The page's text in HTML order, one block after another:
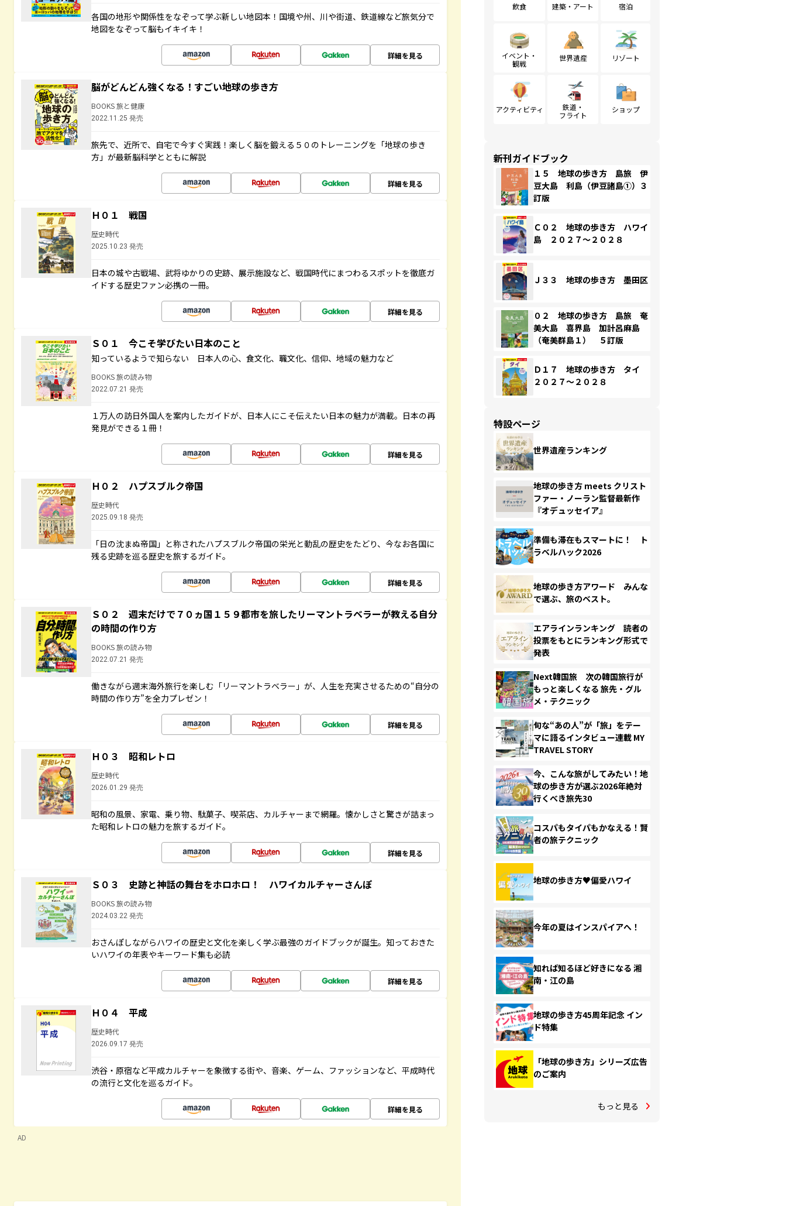
各国の地形や関係性をなぞって学ぶ新しい地図本！国境や州、川や街道、鉄道線など旅気分で
地図をなぞって脳もイキイキ！
詳細を見る
脳がどんどん強くなる！すごい地球の歩き方
BOOKS 旅と健康
2022.11.25 発売
旅先で、近所で、自宅で今すぐ実践！楽しく脳を鍛える５０のトレーニングを「地球の歩き
方」が最新脳科学とともに解説
詳細を見る
Ｈ０１ 戦国
歴史時代
2025.10.23 発売
日本の城や古戦場、武将ゆかりの史跡、展示施設など、戦国時代にまつわるスポットを徹底ガ
イドする歴史ファン必携の一冊。
詳細を見る
Ｓ０１ 今こそ学びたい日本のこと
知っているようで知らない 日本人の心、食文化、職文化、信仰、地域の魅力など
BOOKS 旅の読み物
2022.07.21 発売
１万人の訪日外国人を案内したガイドが、日本人にこそ伝えたい日本の魅力が満載。日本の再
発見ができる１冊！
詳細を見る
Ｈ０２ ハプスブルク帝国
歴史時代
2025.09.18 発売
「日の沈まぬ帝国」と称されたハプスブルク帝国の栄光と動乱の歴史をたどり、今なお各国に
残る史跡を巡る歴史を旅するガイド。
詳細を見る
Ｓ０２ 週末だけで７０ヵ国１５９都市を旅したリーマントラベラーが教える自分
の時間の作り方
BOOKS 旅の読み物
2022.07.21 発売
働きながら週末海外旅行を楽しむ「リーマントラベラー」が、人生を充実させるための“自分の
時間の作り方”を全力プレゼン！
詳細を見る
Ｈ０３ 昭和レトロ
歴史時代
2026.01.29 発売
昭和の風景、家電、乗り物、駄菓子、喫茶店、カルチャーまで網羅。懐かしさと驚きが詰まっ
た昭和レトロの魅力を旅するガイド。
詳細を見る
Ｓ０３ 史跡と神話の舞台をホロホロ！ ハワイカルチャーさんぽ
BOOKS 旅の読み物
2024.03.22 発売
おさんぽしながらハワイの歴史と文化を楽しく学ぶ最強のガイドブックが誕生。知っておきた
いハワイの年表やキーワード集も必読
詳細を見る
Ｈ０４ 平成
歴史時代
2026.09.17 発売
渋谷・原宿など平成カルチャーを象徴する街や、音楽、ゲーム、ファッションなど、平成時代
の流行と文化を巡るガイド。
詳細を見る
AD
飲食 建築・アート 宿泊
イベント・
観戦
世界遺産 リゾート
アクティビティ
鉄道・
フライト
ショップ
新刊ガイドブック
１５ 地球の歩き方 島旅 伊
豆大島 利島（伊豆諸島①）３
訂版
Ｃ０２ 地球の歩き方 ハワイ
島 ２０２７～２０２８
Ｊ３３ 地球の歩き方 墨田区
０２ 地球の歩き方 島旅 奄
美大島 喜界島 加計呂麻島
（奄美群島１） ５訂版
Ｄ１７ 地球の歩き方 タイ
２０２７～２０２８
特設ページ
世界遺産ランキング
地球の歩き方 meets クリスト
ファー・ノーラン監督最新作
『オデュッセイア』
準備も滞在もスマートに！ ト
ラベルハック2026
地球の歩き方アワード みんな
で選ぶ、旅のベスト。
エアラインランキング 読者の
投票をもとにランキング形式で
発表
Next韓国旅 次の韓国旅行が
もっと楽しくなる 旅先・グル
メ・テクニック
旬な“あの人”が「旅」をテー
マに語るインタビュー連載 MY
TRAVEL STORY
今、こんな旅がしてみたい！地
球の歩き方が選ぶ2026年絶対
行くべき旅先30
コスパもタイパもかなえる！賢
者の旅テクニック
地球の歩き方♥偏愛ハワイ
今年の夏はインスパイアへ！
知れば知るほど好きになる 湘
南・江の島
地球の歩き方45周年記念 イン
ド特集
「地球の歩き方」シリーズ広告
のご案内
もっと見る